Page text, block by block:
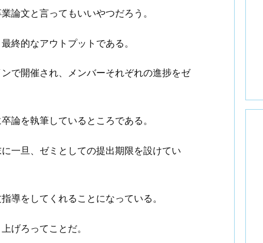
論文と言ってもいいやつだろう。
終的なアウトプットである。
で開催され、メンバーそれぞれの進捗をゼ
論を執筆しているところである。
一旦、ゼミとしての提出期限を設けてい
導をしてくれることになっている。
げろってことだ。